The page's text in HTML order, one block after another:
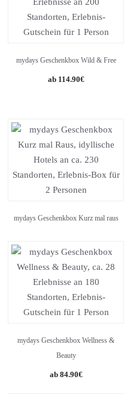
mydays Geschenkbox Wild & Free
114.90€
mydays Geschenkbox Kurz mal raus
mydays Geschenkbox Wellness &
Beauty
84.90€